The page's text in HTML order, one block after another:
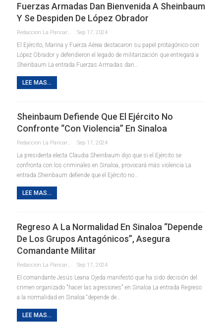
Fuerzas Armadas Dan Bienvenida A Sheinbaum
Y Se Despiden De López Obrador
Redaccion La Pancarta De Quintana Roo Sep 17, 2024
El Ejército, Marina y Fuerza Aérea destacaron su papel protagónico con
López Obrador y defendieron el legado de militarización que entregará a
Sheinbaum La entrada Fuerzas Armadas dan…
LEE MAS...
Sheinbaum Defiende Que El Ejército No
Confronte “con Violencia” En Sinaloa
Redaccion La Pancarta De Quintana Roo Sep 17, 2024
La presidenta electa Claudia Sheinbaum dijo que si el Ejército se
confronta con los criminales en Sinaloa, provocará más violencia La
entrada Sheinbaum defiende que el Ejército no…
LEE MAS...
Regreso A La Normalidad En Sinaloa “depende
De Los Grupos Antagónicos”, Asegura
Comandante Militar
Redaccion La Pancarta De Quintana Roo Sep 17, 2024
El comandante Jesús Leana Ojeda manifestó que ha sido decisión del
crimen organizado "hacer las agresiones" en Sinaloa La entrada Regreso
a la normalidad en Sinaloa “depende de…
LEE MAS...